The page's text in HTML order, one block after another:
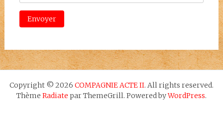
Copyright © 2026 COMPAGNIE ACTE II. All rights reserved.
Thème Radiate par ThemeGrill. Powered byWordPress.